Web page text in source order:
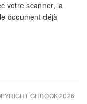
votre scanner, la
document déjà
GITBOOK 2026